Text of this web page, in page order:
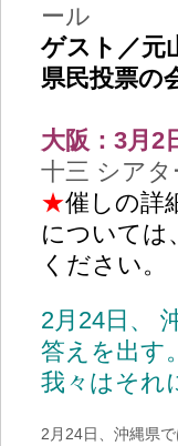
ール
ゲスト／元
県民投票の
大阪：3月2
十三 シアタ
★催しの詳
については、
ください。
2月24日、
答えを出す
我々はそれ
2月24日、沖縄県